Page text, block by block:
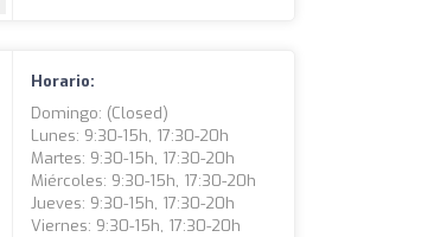
Horario:
Domingo: (closed)
Lunes: 9:30-15h, 17:30-20h
Martes: 9:30-15h, 17:30-20h
Miércoles: 9:30-15h, 17:30-20h
Jueves: 9:30-15h, 17:30-20h
Viernes: 9:30-15h, 17:30-20h